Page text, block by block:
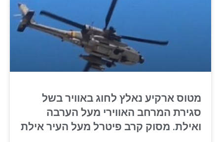
מטוס ארקיע נאלץ לחוג באוויר בשל
סגירת המרחב האווירי מעל הערבה
ואילת. מסוק קרב פיטרל מעל העיר אילת